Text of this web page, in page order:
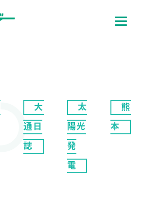
大
通日
誌
太
陽光
発
電
熊
本